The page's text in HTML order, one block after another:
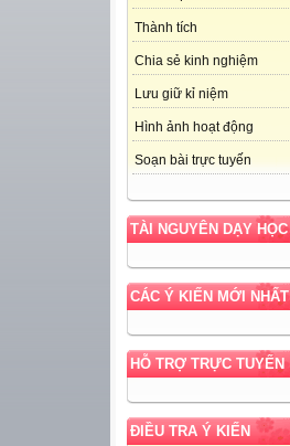
Thành tích
Chia sẻ kinh nghiệm
Lưu giữ kỉ niệm
Hình ảnh hoạt động
Soạn bài trực tuyến
TÀI NGUYÊN DẠY HỌC
CÁC Ý KIẾN MỚI NHẤT
HỖ TRỢ TRỰC TUYẾN
ĐIỀU TRA Ý KIẾN